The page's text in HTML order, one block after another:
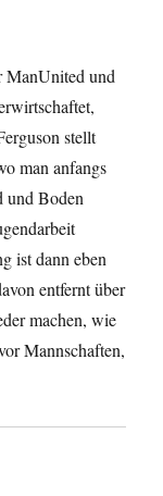
ManUnited und
stellt
man anfangs
und Boden
ist dann eben
entfernt über
machen, wie
Mannschaften,